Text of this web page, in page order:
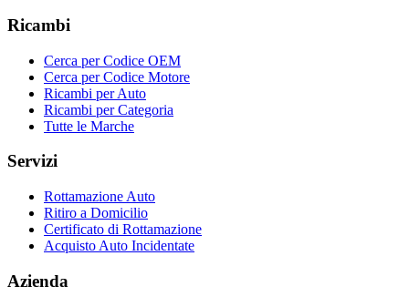
Ricambi
Cerca per Codice OEM
Cerca per Codice Motore
Ricambi per Auto
Ricambi per Categoria
Tutte le Marche
Servizi
Rottamazione Auto
Ritiro a Domicilio
Certificato di Rottamazione
Acquisto Auto Incidentate
Azienda